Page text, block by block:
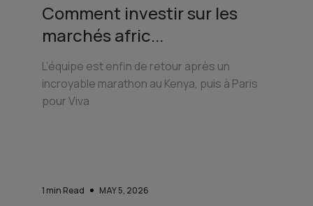
Comment investir sur les
marchés afric...
L’équipe est enfin de retour après un
incroyable marathon au Kenya, puis à Paris
pour Viva
1 min Read MAY 5, 2026